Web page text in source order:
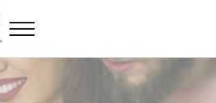
tests de amor...
Menu